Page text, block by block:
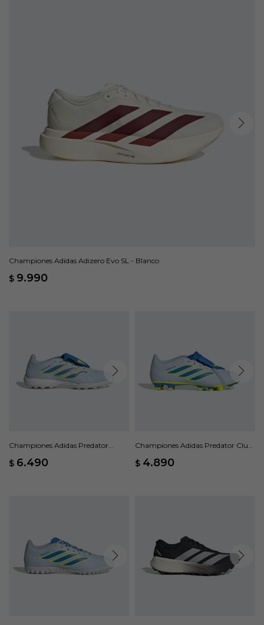
Championes Adidas Adizero Evo SL - Blanco
$ 9.990
Championes Adidas Predator
- Azul
$ 6.490
Championes Adidas Predator Club
$ 4.890